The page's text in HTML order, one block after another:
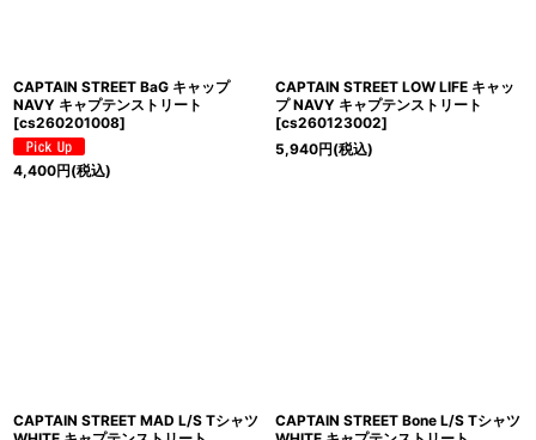
CAPTAIN STREET BaG キャップ
NAVY キャプテンストリート
[cs260201008]
4,400円(税込)
CAPTAIN STREET LOW LIFE キャッ
プ NAVY キャプテンストリート
[cs260123002]
5,940円(税込)
CAPTAIN STREET MAD L/S Tシャツ
CAPTAIN STREET Bone L/S Tシャツ